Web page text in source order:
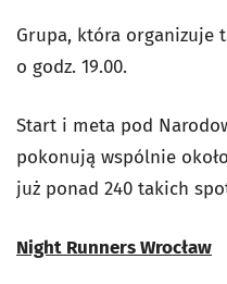
Grupa, która organizuje
o godz. 19.00.
Start i meta pod
pokonują wspólnie
już ponad 240 takich
Night Runners Wrocław